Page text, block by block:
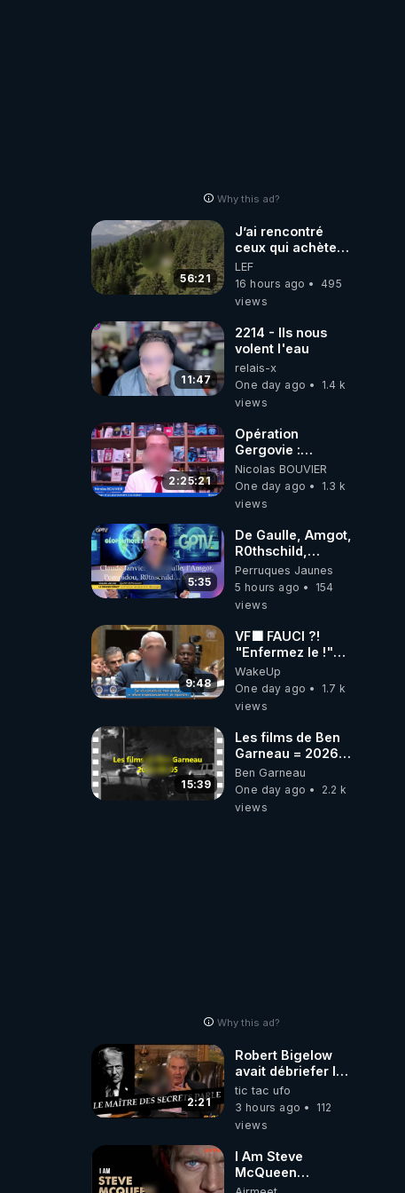
Why this ad?
56:21
J’ai rencontré
ceux qui achètent
des bunkers pour
survivre à la fin
du monde
LEF
16 hours ago
495
views
11:47
2214 - Ils nous
volent l'eau
relais-x
One day ago
1.4 k
views
2:25:21
Opération
Gergovie :
‪@38resistancegauloise‬
‪@MarionSigautOfficiel‬
‪@gladysriifard5710‬
Nicolas BOUVIER
One day ago
1.3 k
views
5:35
De Gaulle, Amgot,
R0thschild,
Macron &
Pompidou…
Macron Claude
X 2024
Perruques Jaunes
5 hours ago
154
views
9:48
VF🟩 FAUCI ?!
"Enfermez le !"
(Lock him up!) -
Quartz Traduction
WakeUp
One day ago
1.7 k
views
15:39
Les films de Ben
Garneau = 2026-
08-05
Ben Garneau
One day ago
2.2 k
views
Why this ad?
2:21
Robert Bigelow
avait débriefer le
pédophile
génocidaire de
donald j trump
tic tac ufo
3 hours ago
112
views
I Am Steve
McQueen
⎮Documentaire